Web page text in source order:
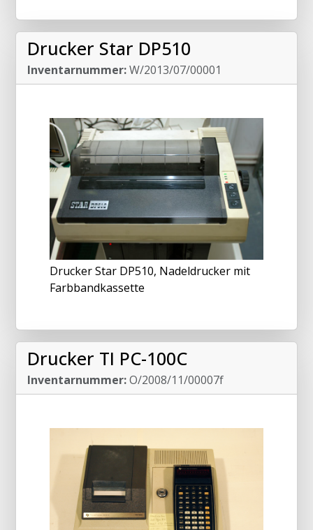
Drucker Star DP510
Inventarnummer:W/2013/07/00001
Drucker Star DP510, Nadeldrucker mit
Farbbandkassette
Drucker TI PC-100C
Inventarnummer:O/2008/11/00007f